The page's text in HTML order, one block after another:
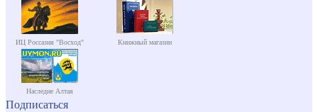
ИЦ Россазия "Восход" Книжный магазин
Наследие Алтая
Подписаться